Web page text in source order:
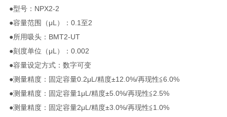
●型号：NPX2-2
●容量范围（μL）：0.1至2
●所用吸头：BMT2-UT
●刻度单位（μL）：0.002
●容量设定方式：数字可变
●测量精度：固定容量0.2μL/精度±12.0%/再现性≦6.0%
●测量精度：固定容量1μL/精度±5.0%/再现性≦2.5%
●测量精度：固定容量2μL/精度±3.0%/再现性≦1.0%